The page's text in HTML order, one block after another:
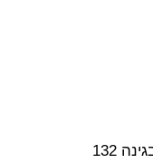
הדיון אמור לחרוץ את גורל התוכנית, שמקודמת כבר 12 שנה והוגשו בגינה 132